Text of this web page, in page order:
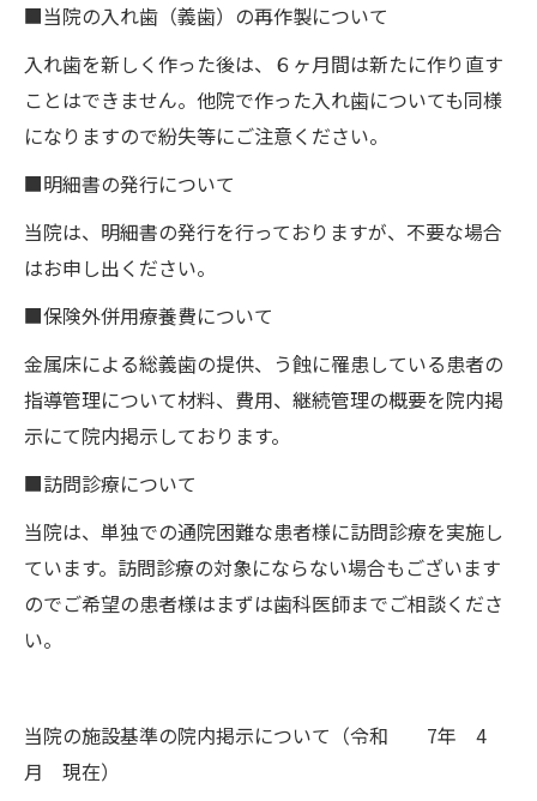
■当院の入れ歯（義歯）の再作製について
入れ歯を新しく作った後は、６ヶ月間は新たに作り直す
ことはできません。他院で作った入れ歯についても同様
になりますので紛失等にご注意ください。
■明細書の発行について
当院は、明細書の発行を行っておりますが、不要な場合
はお申し出ください。
■保険外併用療養費について
金属床による総義歯の提供、う蝕に罹患している患者の
指導管理について材料、費用、継続管理の概要を院内掲
示にて院内掲示しております。
■訪問診療について
当院は、単独での通院困難な患者様に訪問診療を実施し
ています。訪問診療の対象にならない場合もございます
のでご希望の患者様はまずは歯科医師までご相談くださ
い。
当院の施設基準の院内掲示について（令和 7年 4
月 現在）